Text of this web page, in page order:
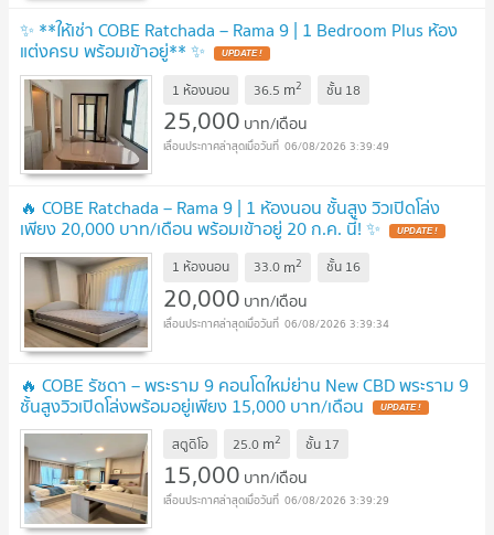
✨ **ให้เช่า COBE Ratchada – Rama 9 | 1 Bedroom Plus ห้อง
แต่งครบ พร้อมเข้าอยู่** ✨
1 ห้องนอน 36.5 m2 ชั้น 18
25,000 บาท/เดือน
06/08/2026 3:39:49
🔥 COBE Ratchada – Rama 9 | 1 ห้องนอน ชั้นสูง วิวเปิดโล่ง
เพียง 20,000 บาท/เดือน พร้อมเข้าอยู่ 20 ก.ค. นี้! ✨
1 ห้องนอน 33.0 m2 ชั้น 16
20,000 บาท/เดือน
06/08/2026 3:39:34
🔥 COBE รัชดา – พระราม 9 คอนโดใหม่ย่าน New CBD พระราม 9
ชั้นสูงวิวเปิดโล่งพร้อมอยู่เพียง 15,000 บาท/เดือน
สตูดิโอ 25.0 m2 ชั้น 17
15,000 บาท/เดือน
06/08/2026 3:39:29